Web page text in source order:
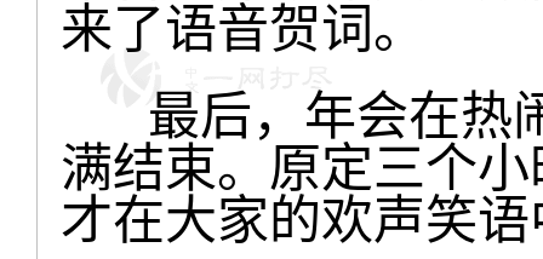
来了语音贺词。
最后，年会在热闹
满结束。原定三个
才在大家的欢声笑